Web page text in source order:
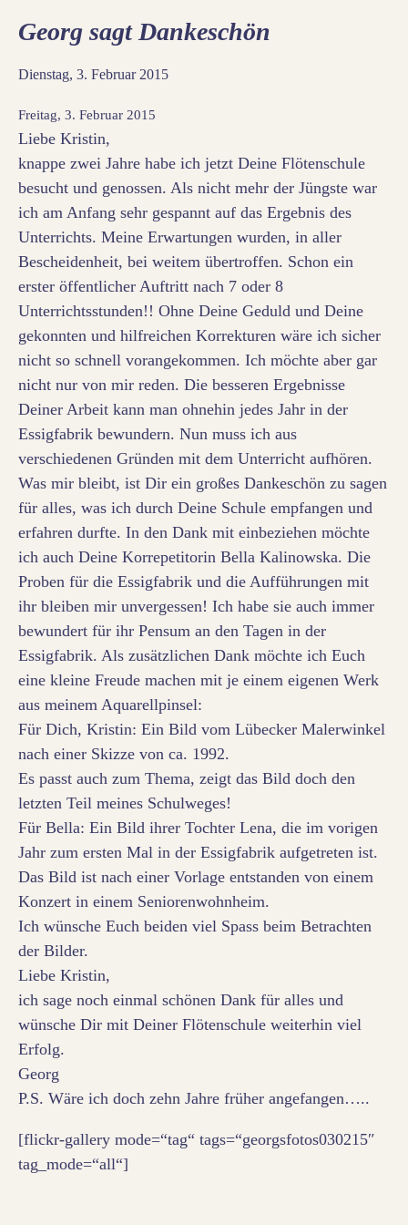
Georg sagt Dankeschön
Dienstag, 3. Februar 2015
Freitag, 3. Februar 2015
Liebe Kristin,
knappe zwei Jahre habe ich jetzt Deine Flötenschule
besucht und genossen. Als nicht mehr der Jüngste war
ich am Anfang sehr gespannt auf das Ergebnis des
Unterrichts. Meine Erwartungen wurden, in aller
Bescheidenheit, bei weitem übertroffen. Schon ein
erster öffentlicher Auftritt nach 7 oder 8
Unterrichtsstunden!! Ohne Deine Geduld und Deine
gekonnten und hilfreichen Korrekturen wäre ich sicher
nicht so schnell vorangekommen. Ich möchte aber gar
nicht nur von mir reden. Die besseren Ergebnisse
Deiner Arbeit kann man ohnehin jedes Jahr in der
Essigfabrik bewundern. Nun muss ich aus
verschiedenen Gründen mit dem Unterricht aufhören.
Was mir bleibt, ist Dir ein großes Dankeschön zu sagen
für alles, was ich durch Deine Schule empfangen und
erfahren durfte. In den Dank mit einbeziehen möchte
ich auch Deine Korrepetitorin Bella Kalinowska. Die
Proben für die Essigfabrik und die Aufführungen mit
ihr bleiben mir unvergessen! Ich habe sie auch immer
bewundert für ihr Pensum an den Tagen in der
Essigfabrik. Als zusätzlichen Dank möchte ich Euch
eine kleine Freude machen mit je einem eigenen Werk
aus meinem Aquarellpinsel:
Für Dich, Kristin: Ein Bild vom Lübecker Malerwinkel
nach einer Skizze von ca. 1992.
Es passt auch zum Thema, zeigt das Bild doch den
letzten Teil meines Schulweges!
Für Bella: Ein Bild ihrer Tochter Lena, die im vorigen
Jahr zum ersten Mal in der Essigfabrik aufgetreten ist.
Das Bild ist nach einer Vorlage entstanden von einem
Konzert in einem Seniorenwohnheim.
Ich wünsche Euch beiden viel Spass beim Betrachten
der Bilder.
Liebe Kristin,
ich sage noch einmal schönen Dank für alles und
wünsche Dir mit Deiner Flötenschule weiterhin viel
Erfolg.
Georg
P.S. Wäre ich doch zehn Jahre früher angefangen…..
[flickr-gallery mode=“tag“ tags=“georgsfotos030215″
tag_mode=“all“]